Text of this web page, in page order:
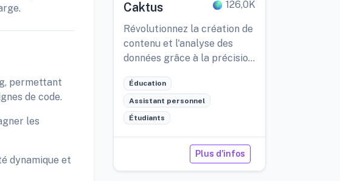
permettant
de code.
les
dynamique et
Caktus 126,0K
Révolutionnez la création de
contenu et l'analyse des
données grâce à la précision
offertes par l'intelligence
artificielle.
Éducation
Assistant personnel
Étudiants
Plus d'infos